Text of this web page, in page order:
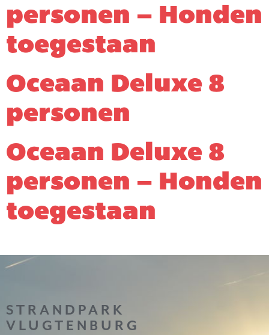
personen – Honden
toegestaan
Oceaan Deluxe 8
personen
Oceaan Deluxe 8
personen – Honden
toegestaan
STRANDPARK
VLUGTENBURG